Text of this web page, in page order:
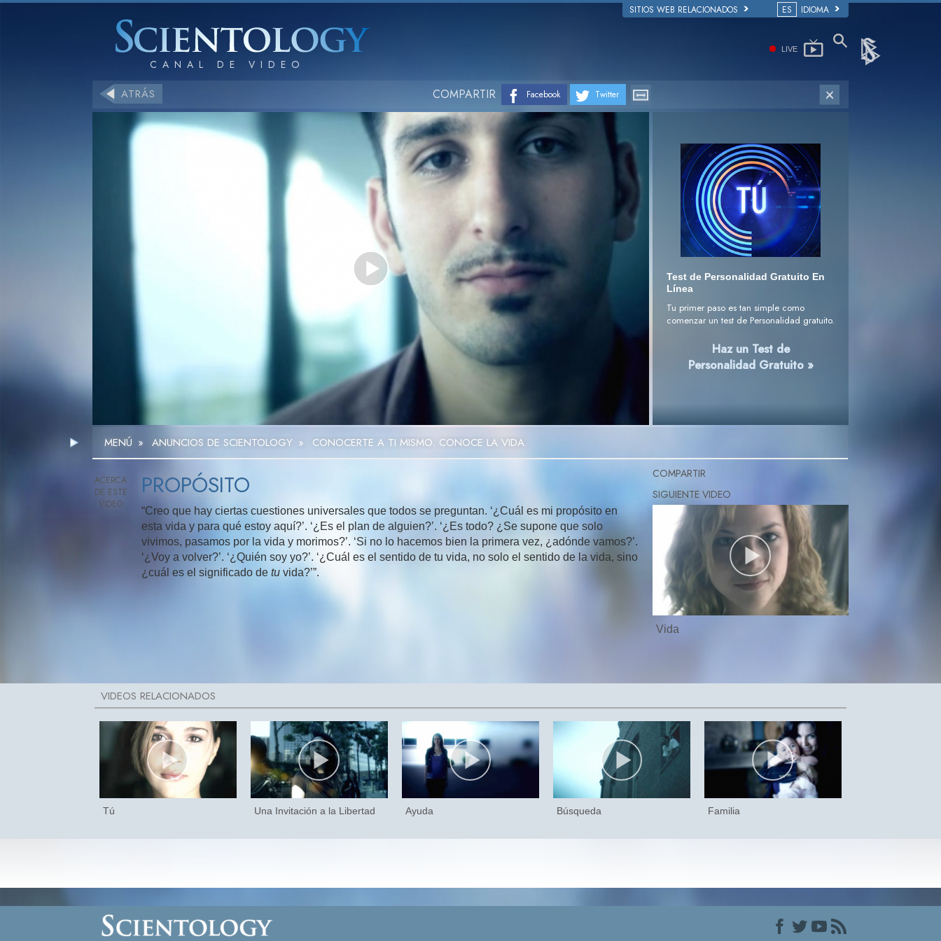
SITIOS WEB RELACIONADOS ES IDIOMA
LIVE
ATRÁS COMPARTIR Facebook Twitter
Play
Video
MENÚ » ANUNCIOS DE SCIENTOLOGY » CONOCERTE A TI MISMO. CONOCE LA VIDA.
Test de Personalidad Gratuito En
Línea
Tu primer paso es tan simple como
comenzar un test de Personalidad gratuito.
Haz un Test de
Personalidad Gratuito »
PROPÓSITO
“Creo que hay ciertas cuestiones universales que todos se preguntan. ‘¿Cuál es mi propósito en
esta vida y para qué estoy aquí?’. ‘¿Es el plan de alguien?’. ‘¿Es todo? ¿Se supone que solo
vivimos, pasamos por la vida y morimos?’. ‘Si no lo hacemos bien la primera vez, ¿adónde vamos?’.
‘¿Voy a volver?’. ‘¿Quién soy yo?’. ‘¿Cuál es el sentido de tu vida, no solo el sentido de la vida, sino
¿cuál es el significado de tu vida?’”.
COMPARTIR
Vida
Tú Una Invitación a la Libertad Ayuda Búsqueda Familia